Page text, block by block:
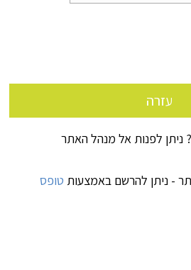
עזרה
לפנות אל מנהל האתר
- ניתן להרשם באמצעות טופס